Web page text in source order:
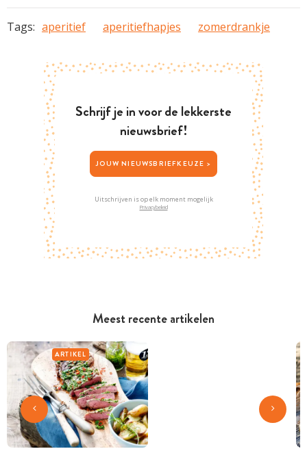
Meest recente artikelen
ARTIKEL
Tags: aperitief aperitiefhapjes zomerdrankje
Schrijf je in voor de lekkerste
nieuwsbrief!
JOUW NIEUWSBRIEFKEUZE >
Uitschrijven is op elk moment mogelijk
Privacybeleid